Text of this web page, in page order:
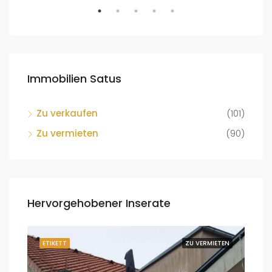
Immobilien Satus
Zu verkaufen
(101)
Zu vermieten
(90)
Hervorgehobener Inserate
ZU VERMIETEN
ETIKETT